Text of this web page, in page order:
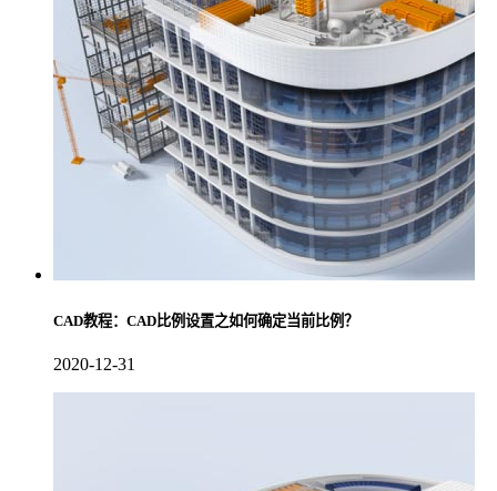
CAD教程：CAD比例设置之如何确定当前比例？
2020-12-31